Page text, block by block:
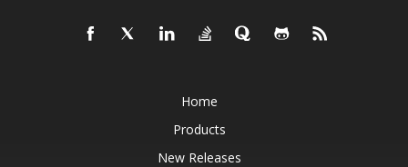
Home
Products
New Releases